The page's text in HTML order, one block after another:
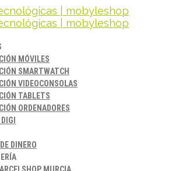
MÓVILES
SMARTWATCH
VIDEOCONSOLAS
TABLETS
ORDENADORES
DINERO